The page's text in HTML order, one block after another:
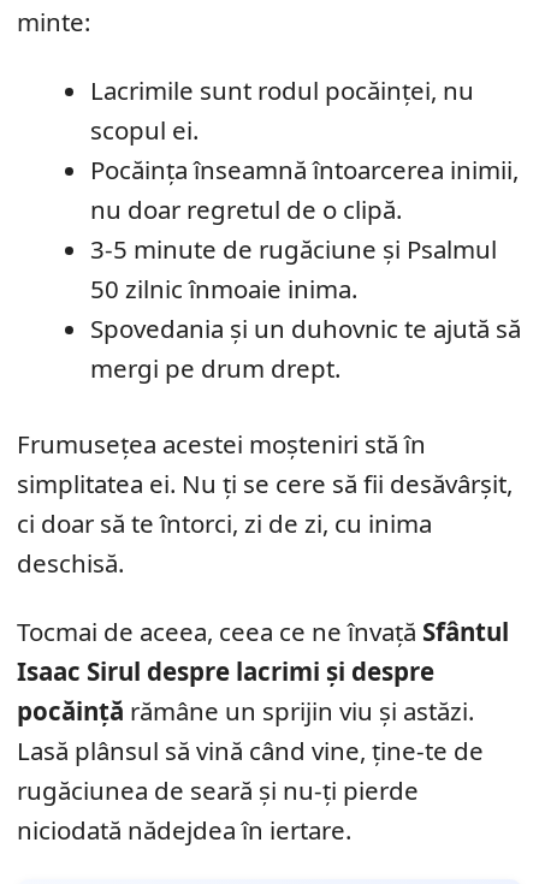
minte:
Lacrimile sunt rodul pocăinței, nu
scopul ei.
Pocăința înseamnă întoarcerea inimii,
nu doar regretul de o clipă.
3-5 minute de rugăciune și Psalmul
50 zilnic înmoaie inima.
Spovedania și un duhovnic te ajută să
mergi pe drum drept.
Frumusețea acestei moșteniri stă în
simplitatea ei. Nu ți se cere să fii desăvârșit,
ci doar să te întorci, zi de zi, cu inima
deschisă.
Tocmai de aceea, ceea ce ne învață Sfântul
Isaac Sirul despre lacrimi și despre
pocăință rămâne un sprijin viu și astăzi.
Lasă plânsul să vină când vine, ține-te de
rugăciunea de seară și nu-ți pierde
niciodată nădejdea în iertare.